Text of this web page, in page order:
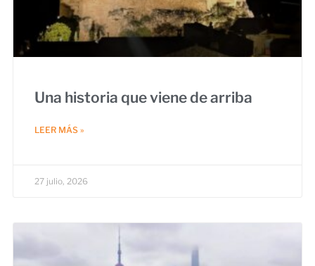
Una historia que viene de arriba
LEER MÁS »
27 julio, 2026